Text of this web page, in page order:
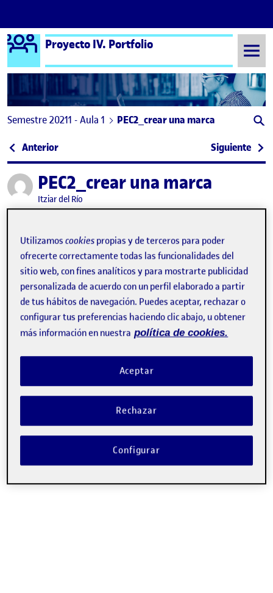
Saltar al contenido
Logo Ágora
Proyecto IV. Portfolio
Semestre 20211 - Aula 1 PEC2_crear una marca
Navegación de entradas
Anterior: PEC 2_Entrega parcial_Maria TinocoSiguiente:
Publicado porPEC2_crear una marca
Publicado por
Itziar del Río
Visibilidad:
Pública-Fecha de publicación
17 Oct 202117 octubre, 2021 1:54 pm
-1 comentarioen PEC2_crear una marca
Utilizamoscookies propias y de terceros para poder
ofrecerte correctamente todas las funcionalidades del
sitio web, con fines analíticos y para mostrarte publicidad
personalizada de acuerdo con un perfil elaborado a partir
de tus hábitos de navegación. Puedes aceptar, rechazar o
configurar tus preferencias haciendo clic abajo, u obtener
más información en nuestra política de cookies.
Rechazar
Aceptar
Configurar